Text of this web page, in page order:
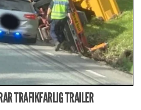
TRAFIKFARLIG TRAILER